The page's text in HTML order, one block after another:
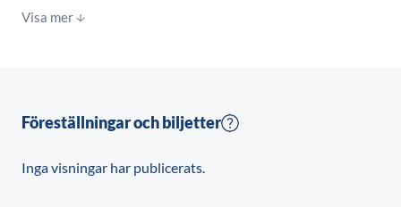
dotter till Shanks.
Visa mer
Föreställningar och biljetter
Inga visningar har publicerats.